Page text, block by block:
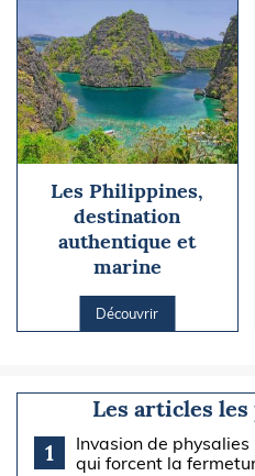
Les Philippines,
destination
authentique et
marine
Découvrir
Les articles
1
Invasion de
qui forcent la